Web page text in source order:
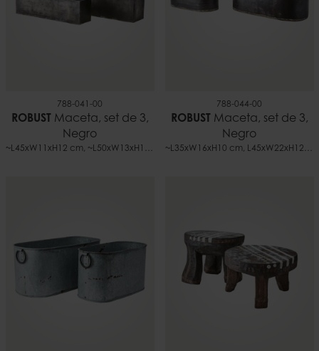
788-041-00
ROBUST
Maceta, set de 3,
Negro
~L45xW11xH12 cm, ~L50xW13xH16 cm, ~L56xW16xH21 cm
788-044-00
ROBUST
Maceta, set de 3,
Negro
~L35xW16xH10 cm, L45xW22xH12 cm, L56xW26xH14 cm